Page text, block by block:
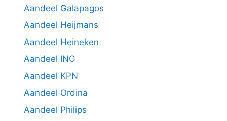
Aandeel Galapagos
Aandeel Heijmans
Aandeel Heineken
Aandeel ING
Aandeel KPN
Aandeel Ordina
Aandeel Philips